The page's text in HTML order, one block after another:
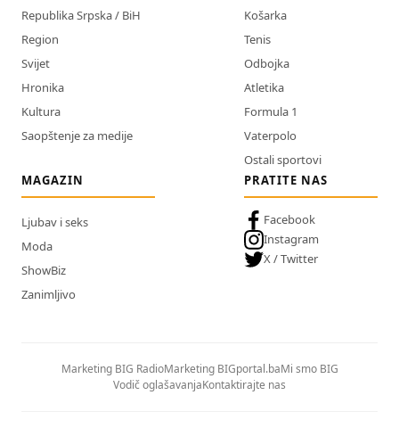
Republika Srpska / BiH
Region
Svijet
Hronika
Kultura
Saopštenje za medije
Košarka
Tenis
Odbojka
Atletika
Formula 1
Vaterpolo
Ostali sportovi
MAGAZIN
Ljubav i seks
Moda
ShowBiz
Zanimljivo
PRATITE NAS
Facebook
Instagram
X / Twitter
Marketing BIG RadioMarketing BIGportal.baMi smo BIG
Vodič oglašavanjaKontaktirajte nas